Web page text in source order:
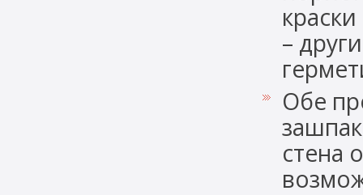
–
Обе
стена